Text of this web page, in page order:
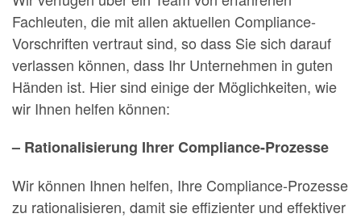
Fachleuten, die mit allen aktuellen Compliance-
Vorschriften vertraut sind, so dass Sie sich darauf
verlassen können, dass Ihr Unternehmen in guten
Händen ist. Hier sind einige der Möglichkeiten, wie
wir Ihnen helfen können:
– Rationalisierung Ihrer Compliance-Prozesse
Wir können Ihnen helfen, Ihre Compliance-Prozesse
zu rationalisieren, damit sie effizienter und effektiver